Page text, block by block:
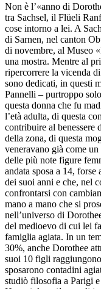
Non è l’«anno di
tra Sachsel, il Flüeli
cose intorno a lei. A
di Sarnen, nel canton
di novembre, al Museo
una mostra. Mentre al
ripercorrere la vicenda
sono dedicati, in questi
Pannelli – purtroppo
questa donna che fu
l’età adulta, di questa
contribuire al benessere
della zona, di questa
veneravano già come
delle più note figure
andata sposa a 14,
dei suoi anni e che, nel
confrontarsi con
mano a mano che si
nell’universo di
del medioevo di cui lei
famiglia agiata. In un
30%, anche Dorothee
suoi 10 figli
sposarono contadini
studiò filosofia a Parigi